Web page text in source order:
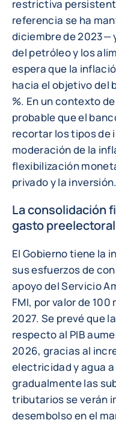
restrictiva
referencia se ha
diciembre de 2023—
del petróleo y los
espera que la
hacia el objetivo del
%. En un contexto
probable que el
recortar los tipos de
moderación de la
flexibilización
privado y la inversión.
La consolidación
gasto preelectoral
El Gobierno tiene la
sus esfuerzos de
apoyo del Servicio
FMI, por valor de
2027. Se prevé que
respecto al PIB
2026, gracias al
electricidad y agua
gradualmente las
tributarios se verán
desembolso en el